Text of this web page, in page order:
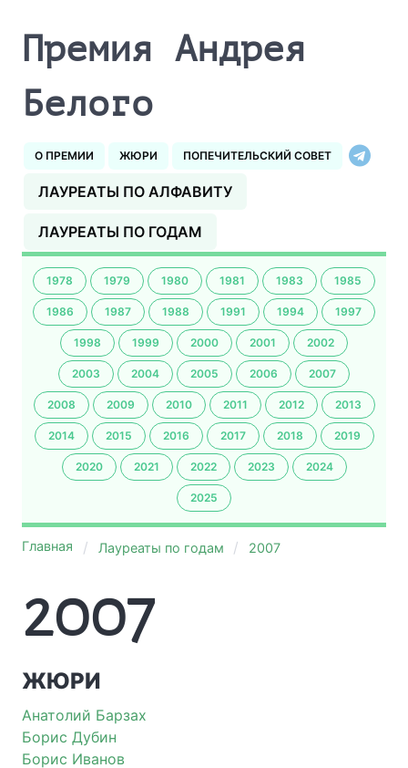
Премия Андрея
Белого
О ПРЕМИИ ЖЮРИ ПОПЕЧИТЕЛЬСКИЙ СОВЕТ
ЛАУРЕАТЫ ПО АЛФАВИТУ
ЛАУРЕАТЫ ПО ГОДАМ
1978 1979 1980 1981 1983 1985
1986 1987 1988 1991 1994 1997
1998 1999 2000 2001 2002
2003 2004 2005 2006 2007
2008 2009 2010 2011 2012 2013
2014 2015 2016 2017 2018 2019
2020 2021 2022 2023 2024
2025
Главная Лауреаты по годам 2007
2007
ЖЮРИ
Анатолий Барзах
Борис Дубин
Борис Иванов